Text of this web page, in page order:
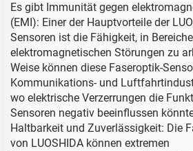
Es gibt Immunität gegen
(EMI): Einer der Hauptvorteile der
Sensoren ist die Fähigkeit, in
elektromagnetischen Störungen zu
Weise können diese Faseroptik-
Kommunikations- und
wo elektrische Verzerrungen die
Sensoren negativ beeinflussen
Haltbarkeit und Zuverlässigkeit: Die
von LUOSHIDA können extremen